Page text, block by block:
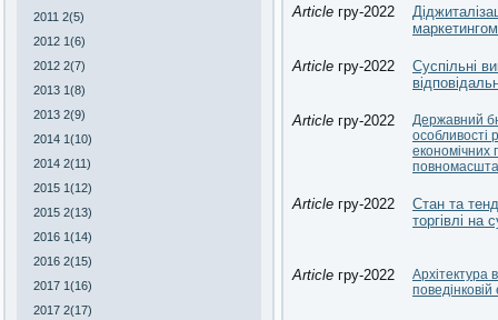
2011 2(5)
2012 1(6)
2012 2(7)
2013 1(8)
2013 2(9)
2014 1(10)
2014 2(11)
2015 1(12)
2015 2(13)
2016 1(14)
2016 2(15)
2017 1(16)
2017 2(17)
Article гру-2022
Article гру-2022
Суспільні
Article гру-2022
Державний
особливості
економічних
Article гру-2022
Стан та
торгівлі на
Article гру-2022
Архітектура
поведінковій